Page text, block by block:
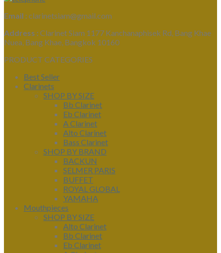
Email : clarinetsiam@gmail.com
Address : Clarinet Siam 1177 Kanchanaphisek Rd, Bang Khae
Nuea, Bang Khae, Bangkok 10160
PRODUCT CATEGORIES
Best Seller
Clarinets
SHOP BY SIZE
Bb Clarinet
Eb Clarinet
A Clarinet
Alto Clarinet
Bass Clarinet
SHOP BY BRAND
BACKUN
SELMER PARIS
BUFFET
ROYAL GLOBAL
YAMAHA
Mouthpieces
SHOP BY SIZE
Alto Clarinet
Bb Clarinet
Eb Clarinet